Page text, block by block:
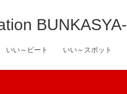
BUNKASYA-
いい～ビート いい～スポット